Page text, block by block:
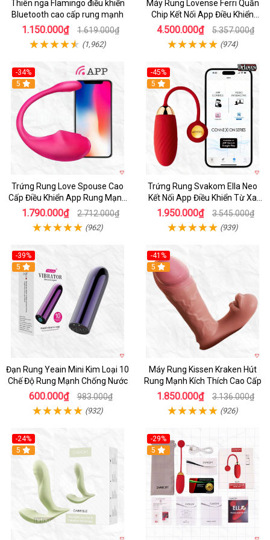
Thiên nga Flamingo điều khiển
Bluetooth cao cấp rung mạnh
1.150.000₫ 1.619.000₫
(1,962)
Máy Rung Lovense Ferri Quần
Chip Kết Nối App Điều Khiển
Thông Minh
4.500.000₫ 5.357.000₫
(974)
-34%
5
Trứng Rung Love Spouse Cao
Cấp Điều Khiển App Rung Mạnh
Đa Chế Độ
1.790.000₫ 2.712.000₫
(962)
-45%
Hot
5
Trứng Rung Svakom Ella Neo
Kết Nối App Điều Khiển Từ Xa
Cao Cấp
1.950.000₫ 3.545.000₫
(939)
-39%
Hot
5
Đạn Rung Yeain Mini Kim Loại 10
Chế Độ Rung Mạnh Chống Nước
600.000₫ 983.000₫
(932)
-41%
Hot
5
Máy Rung Kissen Kraken Hút
Rung Mạnh Kích Thích Cao Cấp
1.850.000₫ 3.136.000₫
(926)
-24%
Hot
5
-29%
5